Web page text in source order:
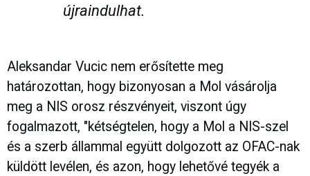
újraindulhat.
Aleksandar Vucic nem erősítette meg
határozottan, hogy bizonyosan a Mol vásárolja
meg a NIS orosz részvényeit, viszont úgy
fogalmazott, "kétségtelen, hogy a Mol a NIS-szel
és a szerb állammal együtt dolgozott az OFAC-nak
küldött levélen, és azon, hogy lehetővé tegyék a